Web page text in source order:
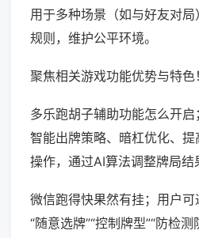
用于多种场景（如与好友对
规则，维护公平环境。
聚焦相关游戏功能优势与特色！
多乐跑胡子辅助功能怎么开启
智能出牌策略、暗杠优化、
操作，通过AI算法调整牌局结
微信跑得快果然有挂；用户
“随意选牌”“控制牌型”“防检